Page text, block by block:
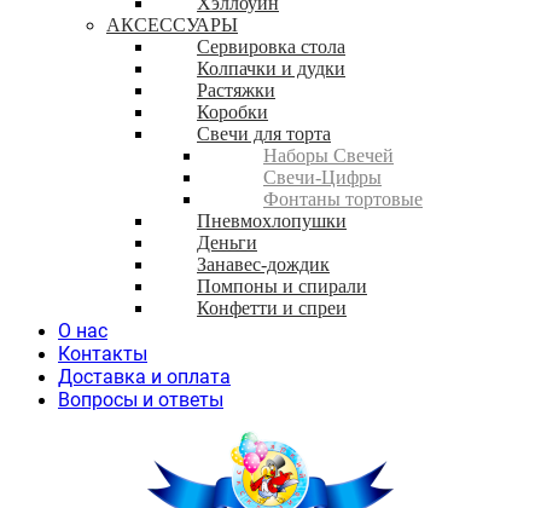
АКСЕССУАРЫ
Сервировка стола
Колпачки и дудки
Растяжки
Коробки
Свечи для торта
Наборы Свечей
Свечи-Цифры
Фонтаны тортовые
Пневмохлопушки
Деньги
Занавес-дождик
Помпоны и спирали
Конфетти и спреи
О нас
Контакты
Доставка и оплата
Вопросы и ответы